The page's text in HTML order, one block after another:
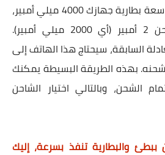
على سبيل المثال؛ لتكن سعة بطارية جهازك 4000 ميلي أمبير،
وقيمة تيار الخرج للشاحن 2 أمبير (أي 2000 ميلي أمبير).
السابقة، سيحتاج هذا الهاتف إلى
شحنه. بهذه الطريقة البسيطة يمكنك
الشحن، وبالتالي اختيار الشاحن
والبطارية تنفذ بسرعة، إليك